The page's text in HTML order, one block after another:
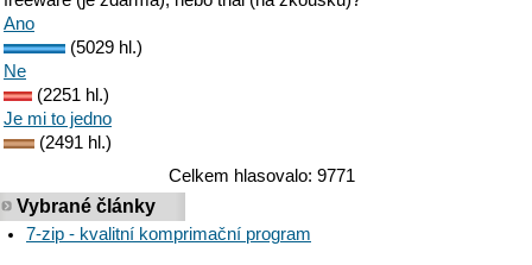
Ano
(5029 hl.)
Ne
(2251 hl.)
Je mi to jedno
(2491 hl.)
Celkem hlasovalo: 9771
Vybrané články
7-zip - kvalitní komprimační program